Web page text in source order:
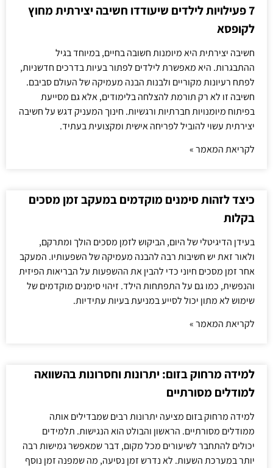
7 פעילויות לילדים שיעודדו חשיבה יצירתית מחוץ
לקופסא
חשיבה יצירתית היא מיומנות חשובה בחיים, במיוחד בגיל
ההתבגרות. היא מאפשרת לילדים לפתור בעיות בדרכים חדשניות,
לפתח רעיונות מקוריים ולבנות הבנה מעמיקה של העולם סביבם.
חשיבה זו לא רק תורמת להצלחה בלימודים, אלא גם מסייעת
בפיתוח מיומנויות חברתיות ורגשיות. חינוך המעניק דגש על חשיבה
יצירתית עשוי להוביל לפריחה אישית ומקצועית בעתיד.
לקריאת המאמר »
כיצד לזהות סימנים מוקדמים במעקב זמן מסכים
בקלות
בעידן הדיגיטלי של היום, הביקוש לזמן מסכים הולך ומתרקם,
ולאור זאת יש חשיבות רבה להבנה מעמיקה של השפעותיו. המעקב
אחר זמן מסכים חיוני כדי להבין את ההשפעות על הבריאות הפיזית
והנפשית, כמו גם על התפתחות הילד. זיהוי סימנים מוקדמים של
שימוש לא מתון יכול לסייע במניעת בעיות עתידיות.
לקריאת המאמר »
למידה מרחוק בזום: יתרונות וחסרונות בהשוואה
למודלים מסורתיים
למידה מרחוק בזום מציעה יתרונות רבים שמבדילים אותה
ממודלים מסורתיים. הראשון והבולט הוא הנגישות. תלמידים
יכולים להתחבר לשיעורים מכל מקום, דבר שמאפשר גמישות רבה
יותר במערכת השעות. לא נדרש זמן נסיעה, מה שמפנה זמן נוסף